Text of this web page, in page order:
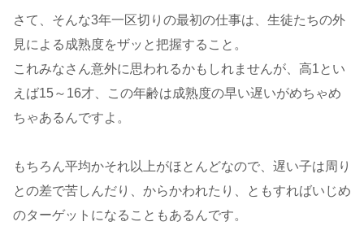
さて、そんな3年一区切りの最初の仕事は、生徒たちの外
見による成熟度をザッと把握すること。
これみなさん意外に思われるかもしれませんが、高1とい
えば15～16才、この年齢は成熟度の早い遅いがめちゃめ
ちゃあるんですよ。
もちろん平均かそれ以上がほとんどなので、遅い子は周り
との差で苦しんだり、からかわれたり、ともすればいじめ
のターゲットになることもあるんです。